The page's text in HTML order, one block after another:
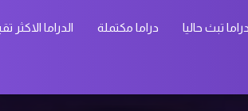
دراما تبث حاليا دراما مكتملة الدراما الاكثر